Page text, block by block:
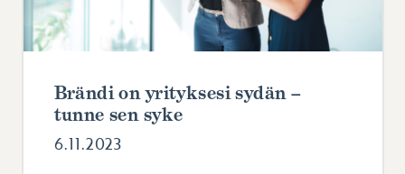
Brändi on yrityksesi sydän –
tunne sen syke
6.11.2023